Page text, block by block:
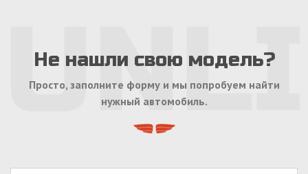
Не нашли свою модель?
Просто, заполните форму и мы попробуем найти
нужный автомобиль.